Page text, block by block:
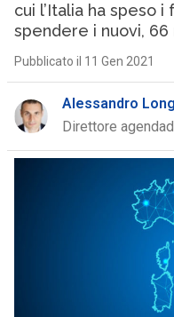
cui l’Italia ha speso
spendere i nuovi, 66
Pubblicato il 11 Gen 2021
Alessandro
Direttore